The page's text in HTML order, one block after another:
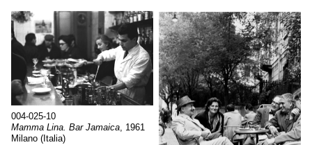
004-025-10
Mamma Lina. Bar Jamaica, 1961
Milano (Italia)